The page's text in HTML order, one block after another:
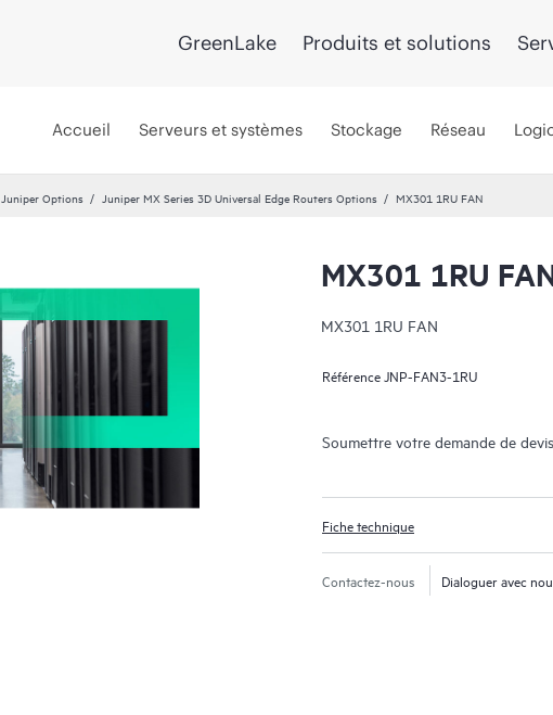
GreenLake Produits et solutions
Accueil Serveurs et systèmes Stockage Réseau
Juniper Options Juniper MX Series 3D Universal Edge Routers Options MX301 1RU FAN
MX301 1RU
MX301 1RU FAN
RéférenceJNP-FAN3-1RU
Soumettre votre demande de
Fiche technique
Contactez-nous Dialoguer avec